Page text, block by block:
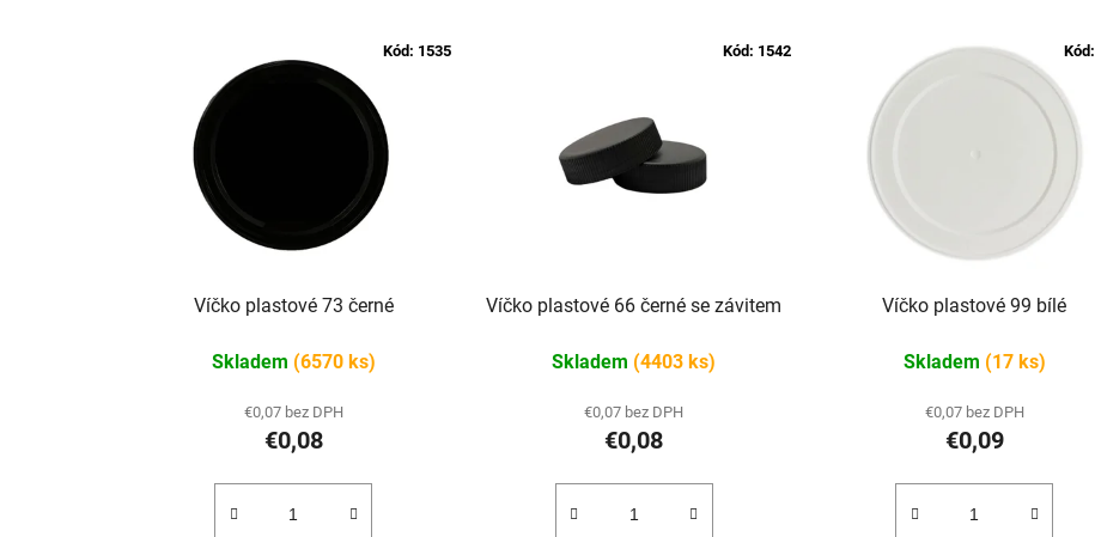
Víčko plastové 73 černé
Skladem (6570 ks)
€0,07 bez DPH
€0,08
Kód: 1535
Víčko plastové 66 černé se závitem
Skladem (4403 ks)
€0,07 bez DPH
€0,08
Kód: 1542
Víčko plastové 99 bílé
Skladem (17 ks)
€0,07 bez DPH
€0,09
Kód: